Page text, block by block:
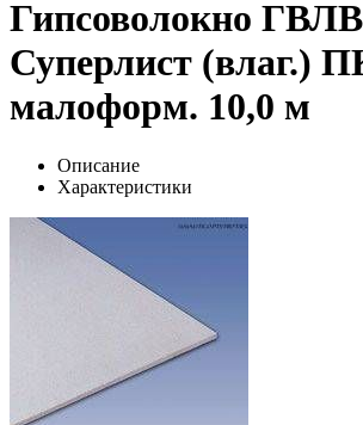
Гипсоволокно
Суперлист (влаг.)
малоформ. 10,0 м
Описание
Характеристики